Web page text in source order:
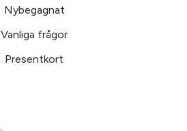
Nybegagnat
Vanliga frågor
Presentkort